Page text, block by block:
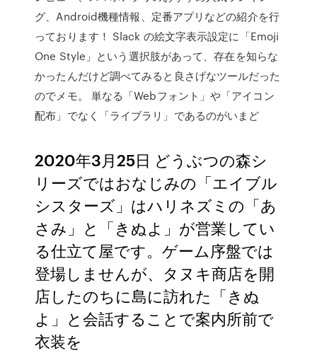
グ、Android機種情報、定番アプリなどの紹介を行
っております！ Slack の絵文字表示設定に「Emoji
One Style」という選択肢があって、存在を知らな
かったんだけど調べてみると良さげなツールだった
のでメモ。 単なる「Webフォント」や「アイコン
配布」でなく「ライブラリ」であるのがいまど
2020年3月25日 どうぶつの森シ
リーズではおなじみの「エイブル
シスターズ」はハリネズミの「あ
さみ」と「きぬよ」が営業してい
る仕立て屋です。ゲーム序盤では
登場しませんが、タヌキ商店を開
店したのちに島に訪れた「きぬ
よ」と会話することで案内所前で
衣装を